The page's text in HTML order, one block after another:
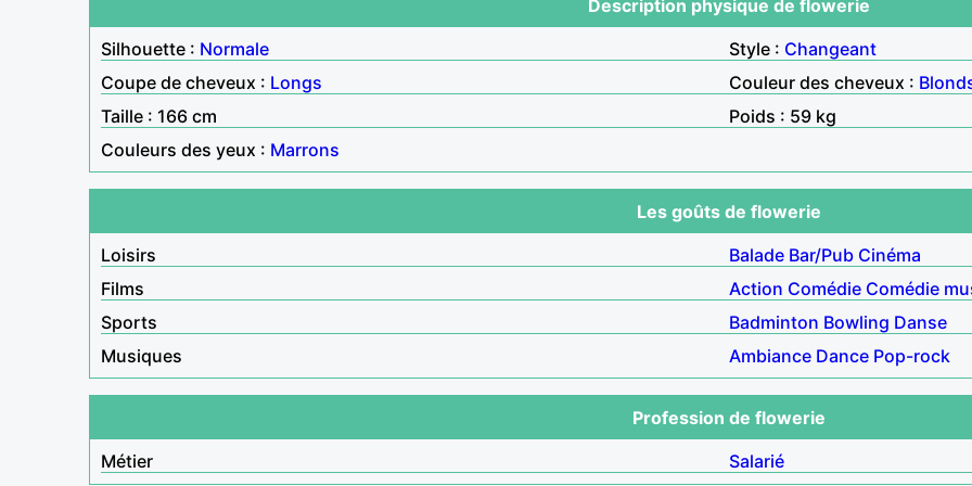
Description physique de flowerie
Silhouette : Normale Style : Changeant
Coupe de cheveux : Longs Couleur des cheveux :
Taille : 166 cm
Poids : 59 kg
Couleurs des yeux : Marrons
Les goûts de flowerie
Loisirs
Balade Bar/Pub Cinéma
Films
Action Comédie Comédie
Sports
Badminton Bowling Danse
Musiques
Ambiance Dance Pop-rock
Profession de flowerie
Métier
Salarié